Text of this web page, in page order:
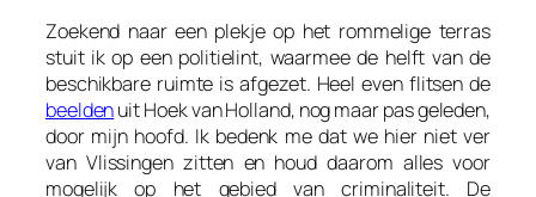
Zoekend naar een plekje op het rommelige terras
stuit ik op een politielint, waarmee de helft van de
beschikbare ruimte is afgezet. Heel even flitsen de
beeldenuit Hoek van Holland, nog maar pas geleden,
door mijn hoofd. Ik bedenk me dat we hier niet ver
van Vlissingen zitten en houd daarom alles voor
mogelijk op het gebied van criminaliteit. De